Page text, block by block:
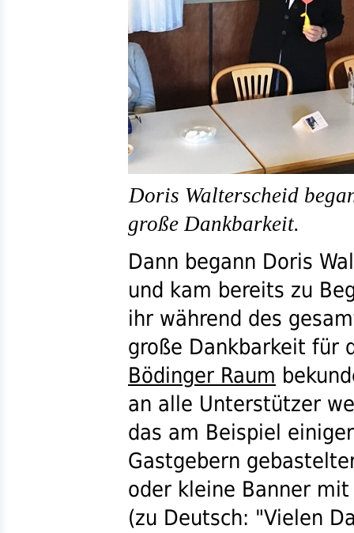
Doris Walterscheid
große Dankbarkeit.
Dann begann Doris
und kam bereits zu
ihr während des
große Dankbarkeit für
Bödinger Raum
an alle Unterstützer
das am Beispiel
Gastgebern
oder kleine Banner
(zu Deutsch: "Vielen